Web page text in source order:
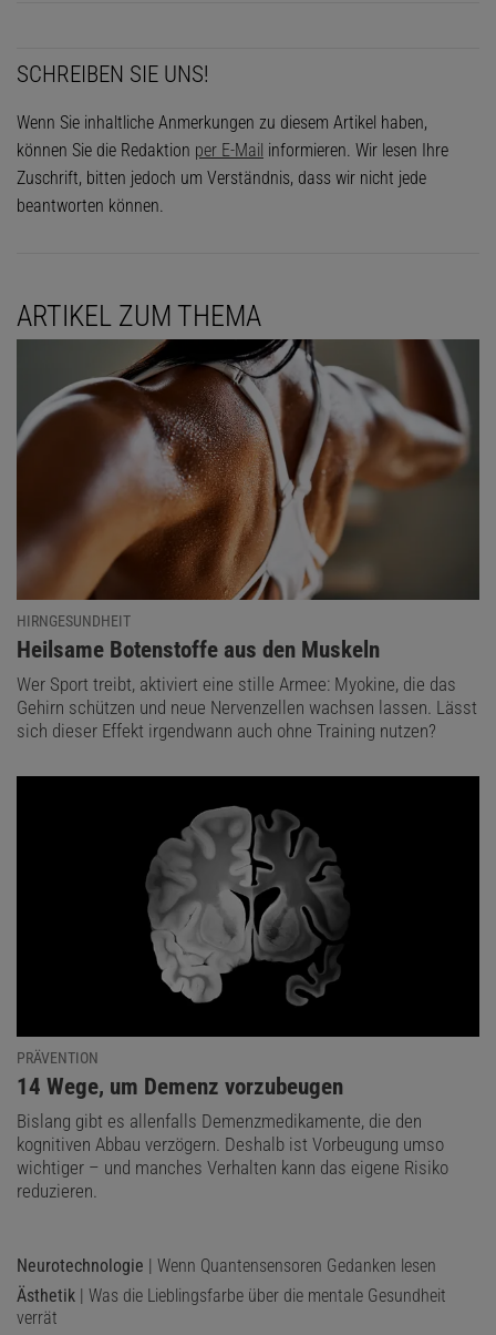
SCHREIBEN SIE UNS!
Wenn Sie inhaltliche Anmerkungen zu diesem Artikel haben,
können Sie die Redaktion per E-Mail informieren. Wir lesen Ihre
Zuschrift, bitten jedoch um Verständnis, dass wir nicht jede
beantworten können.
ARTIKEL ZUM THEMA
HIRNGESUNDHEIT
:
Heilsame Botenstoffe aus den Muskeln
Wer Sport treibt, aktiviert eine stille Armee: Myokine, die das
Gehirn schützen und neue Nervenzellen wachsen lassen. Lässt
sich dieser Effekt irgendwann auch ohne Training nutzen?
PRÄVENTION
:
14 Wege, um Demenz vorzubeugen
Bislang gibt es allenfalls Demenzmedikamente, die den
kognitiven Abbau verzögern. Deshalb ist Vorbeugung umso
wichtiger – und manches Verhalten kann das eigene Risiko
reduzieren.
Neurotechnologie | Wenn Quantensensoren Gedanken lesen
Ästhetik | Was die Lieblingsfarbe über die mentale Gesundheit
verrät